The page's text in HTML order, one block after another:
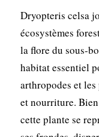
Dryopteris celsa
écosystèmes
la flore du sous-
habitat essentiel
arthropodes et
et nourriture.
cette plante se